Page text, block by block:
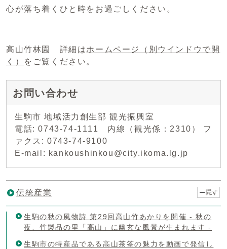
心が落ち着くひと時をお過ごしください。
高山竹林園 詳細はホームページ
（別ウインドウで開
く）
をご覧ください。
お問い合わせ
生駒市 地域活力創生部 観光振興室
電話: 0743-74-1111 内線（観光係：2310） フ
ァクス: 0743-74-9100
E-mail: kankoushinkou@city.ikoma.lg.jp
伝統産業 隠す
生駒の秋の風物詩 第29回高山竹あかりを開催 - 秋の
夜、竹製品の里「高山」に幽玄な風景が生まれます -
生駒市の特産品である高山茶筌の魅力を動画で発信し